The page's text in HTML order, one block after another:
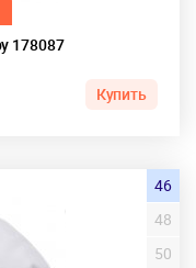
178087
Купить
46
48
50